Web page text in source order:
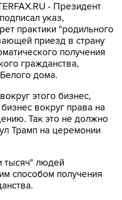
- Президент
указ,
практики "родильного
приезд в страну
получения
гражданства,
дома.
этого бизнес,
вокруг права на
Так это не должно
Трамп на церемонии
тысяч" людей
способом получения